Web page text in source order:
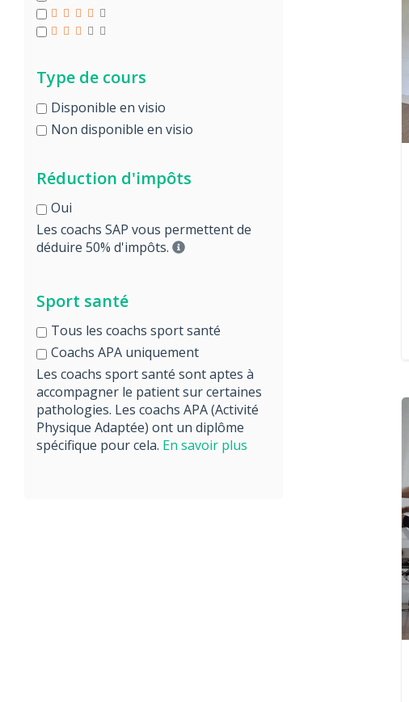
Type de cours
Disponible en visio
Non disponible en visio
Réduction d'impôts
Oui
Les coachs SAP vous permettent de
déduire 50% d'impôts.
Sport santé
Tous les coachs sport santé
Coachs APA uniquement
Les coachs sport santé sont aptes à
accompagner le patient sur certaines
pathologies. Les coachs APA (Activité
Physique Adaptée) ont un diplôme
spécifique pour cela. En savoir plus